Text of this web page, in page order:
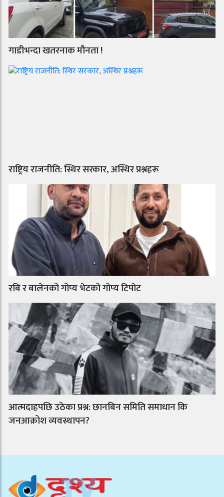
गाडीभन्दा खतरनाक मौनता !
राष्ट्रिय राजनीति: स्थिर सरकार, अस्थिर प्रश्नहरू
रबि र बालेनको गोप्य भेटको गोप्य टिपोट
आत्मदाहपछि उठेका प्रश्न: छानबिन समिति समाधान कि
जनआक्रोश व्यवस्थापन?